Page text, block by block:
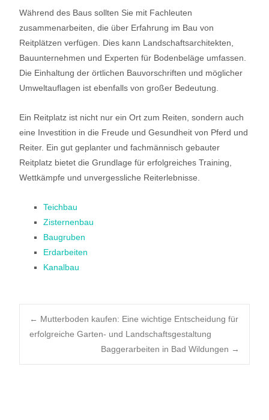
Während des Baus sollten Sie mit Fachleuten
zusammenarbeiten, die über Erfahrung im Bau von
Reitplätzen verfügen. Dies kann Landschaftsarchitekten,
Bauunternehmen und Experten für Bodenbeläge umfassen.
Die Einhaltung der örtlichen Bauvorschriften und möglicher
Umweltauflagen ist ebenfalls von großer Bedeutung.
Ein Reitplatz ist nicht nur ein Ort zum Reiten, sondern auch
eine Investition in die Freude und Gesundheit von Pferd und
Reiter. Ein gut geplanter und fachmännisch gebauter
Reitplatz bietet die Grundlage für erfolgreiches Training,
Wettkämpfe und unvergessliche Reiterlebnisse.
Teichbau
Zisternenbau
Baugruben
Erdarbeiten
Kanalbau
Post
navigation
← Mutterboden kaufen: Eine wichtige Entscheidung für
erfolgreiche Garten- und Landschaftsgestaltung
Baggerarbeiten in Bad Wildungen →